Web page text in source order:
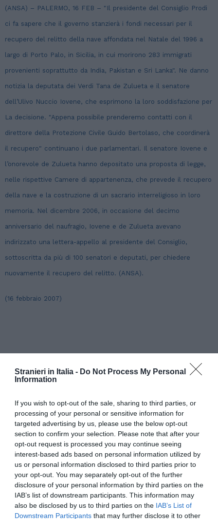
Stranieri in Italia - Do Not Process My Personal
Information
If you wish to opt-out of the sale, sharing to third parties, or
processing of your personal or sensitive information for
targeted advertising by us, please use the below opt-out
section to confirm your selection. Please note that after your
opt-out request is processed you may continue seeing
interest-based ads based on personal information utilized by
us or personal information disclosed to third parties prior to
your opt-out. You may separately opt-out of the further
disclosure of your personal information by third parties on the
IAB’s list of downstream participants. This information may
also be disclosed by us to third parties on the IAB’s List of
Downstream Participants that may further disclose it to other
(ANSA) – PALERMO, 16 FEB – "Il presidente del Consiglio Prodi
ci fa sapere che il governo stanzierà i fondi necessari per il
recupero del relitto della nave affondata nel Natale del 1996 a
largo di Porto Palo, in Sicilia, in cui morirono 283 immigrati
provenienti soprattutto da India, Pakistan e Sri Lanka". Ne danno
notizia la deputata dei Verdi Tana de Zulueta e il senatore
dell’Ulivo Nuccio Iovene, che esprimono la loro soddisfazione per
La decisione. "Appena possibile prenderemo contatti con il
direttore della Protezione Civile Guido Bertolaso, che coordinerà
il recupero" continuano i due parlamentari. Il senatore Iovene e
l’onorevole de Zulueta hanno depositato una proposta di legge,
nelle rispettive Camere di appartenenza, che prevede il recupero
della nave e la costruzione di un sacrario interreligioso in loro
memoria. Nel dicembre 2006, in occasione del decimo
anniversario del naufragio, Iovene e de Zulueta avevano
indirizzato una lettera-appello al presidente del Consiglio,
sottoscritta da più di 100 senatori e deputati, per chiedere
nuovamente il recupero del relitto. (ANSA).
(16 febbraio 2007)